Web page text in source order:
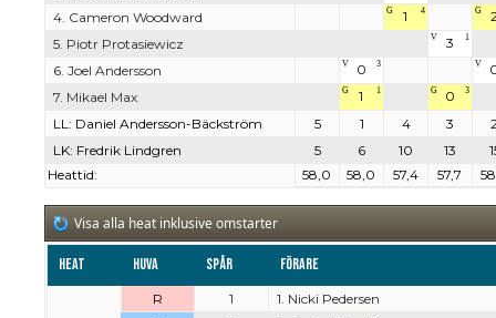
4. Cameron Woodward G 1 4 G
5. Piotr Protasiewicz
V 3 1
6. Joel Andersson V 0 3 V
7. Mikael Max
G 1 1 G 0 3
LL: Daniel Andersson-Bäckström 5 1 4 3
LK: Fredrik Lindgren
5 6 10 13
Heattid:
58,0 58,0 57,4 57,7
Visa alla heat inklusive omstarter
Heat Huva Spår Förare
R 1
1. Nicki Pedersen